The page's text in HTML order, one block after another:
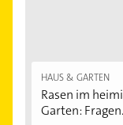
HAUS & GARTEN
Rasen im
Garten: